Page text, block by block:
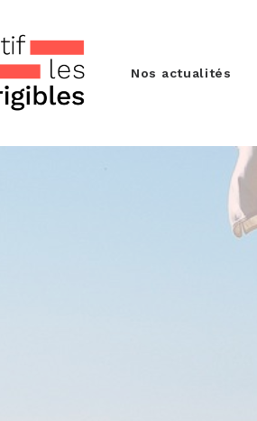
Nos actualités